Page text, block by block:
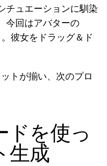
チュエーションに馴染
今回はアバターの
彼女をドラッグ＆ド
トが揃い、次のプロ
ドを使っ
生成